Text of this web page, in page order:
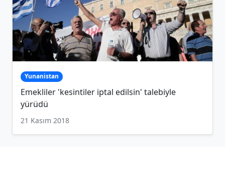
Yunanistan
Emekliler 'kesintiler iptal edilsin' talebiyle
yürüdü
21 Kasım 2018